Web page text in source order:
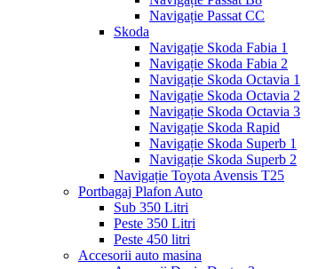
Navigație Passat CC
Skoda
Navigație Skoda Fabia 1
Navigație Skoda Fabia 2
Navigație Skoda Octavia 1
Navigație Skoda Octavia 2
Navigație Skoda Octavia 3
Navigație Skoda Rapid
Navigație Skoda Superb 1
Navigație Skoda Superb 2
Navigație Toyota Avensis T25
Portbagaj Plafon Auto
Sub 350 Litri
Peste 350 Litri
Peste 450 litri
Accesorii auto masina